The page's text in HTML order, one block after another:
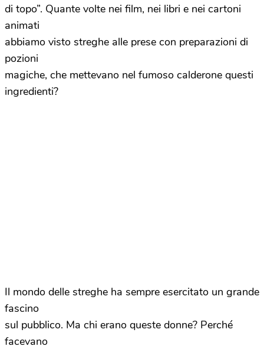
di topo”. Quante volte nei film, nei libri e nei cartoni
animati
abbiamo visto streghe alle prese con preparazioni di
pozioni
magiche, che mettevano nel fumoso calderone questi
ingredienti?
Il mondo delle streghe ha sempre esercitato un grande
fascino
sul pubblico. Ma chi erano queste donne? Perché
facevano